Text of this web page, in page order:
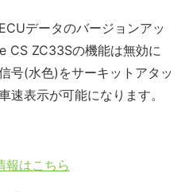
データのバージョンアッ
CS ZC33Sの機能は無効に
号(水色)をサーキットアタッ
速表示が可能になります。
報はこちら